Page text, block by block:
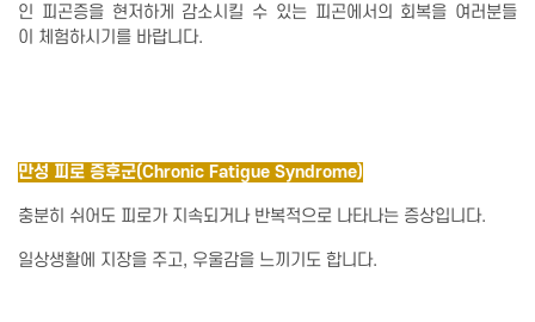
인 피곤증을 현저하게 감소시킬 수 있는 피곤에서의 회복을 여러분들
이 체험하시기를 바랍니다.
만성 피로 증후군(Chronic Fatigue Syndrome)
충분히 쉬어도 피로가 지속되거나 반복적으로 나타나는 증상입니다.
일상생활에 지장을 주고, 우울감을 느끼기도 합니다.